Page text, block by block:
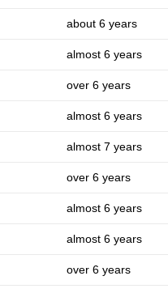
about 6 years
almost 6 years
over 6 years
almost 6 years
almost 7 years
over 6 years
almost 6 years
almost 6 years
over 6 years